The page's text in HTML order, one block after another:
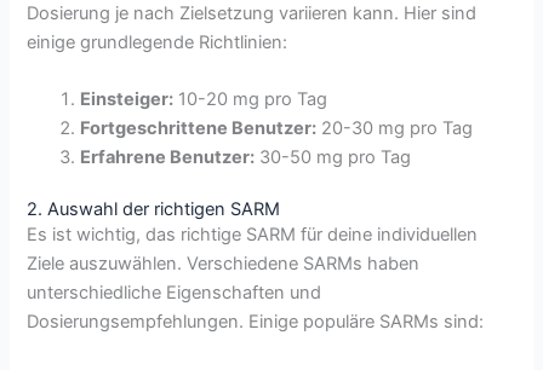
Dosierung je nach Zielsetzung variieren kann. Hier sind
einige grundlegende Richtlinien:
Einsteiger: 10-20 mg pro Tag
Fortgeschrittene Benutzer: 20-30 mg pro Tag
Erfahrene Benutzer: 30-50 mg pro Tag
2. Auswahl der richtigen SARM
Es ist wichtig, das richtige SARM für deine individuellen
Ziele auszuwählen. Verschiedene SARMs haben
unterschiedliche Eigenschaften und
Dosierungsempfehlungen. Einige populäre SARMs sind: